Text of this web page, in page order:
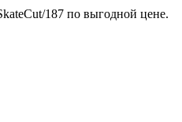
187 по выгодной цене.